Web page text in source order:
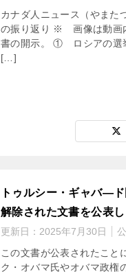
カナダ人ニュース（やまた
の振り返り ※ 画像は動画
書の開示。 ① ロシアの選
[…]
トゥルシー・ギャバ―
解除された文書を公表し
更新日： 2025年7月30日
この文書が公表されたこと
ク・オバマ氏やオバマ政権